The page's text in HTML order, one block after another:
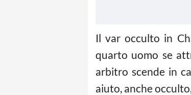
Il var occulto in
quarto uomo se
arbitro scende in
aiuto, anche